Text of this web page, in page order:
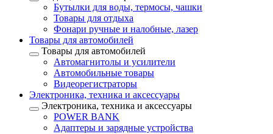
Бутылки для воды, термосы, чашки
Товары для отдыха
Фонари ручные и налобные, лазер
Товары для автомобилей
Товары для автомобилей
Автомагнитолы и усилители
Автомобильные товары
Видеорегистраторы
Электроника, техника и аксессуары
Электроника, техника и аксессуары
POWER BANK
Адаптеры и зарядные устройства